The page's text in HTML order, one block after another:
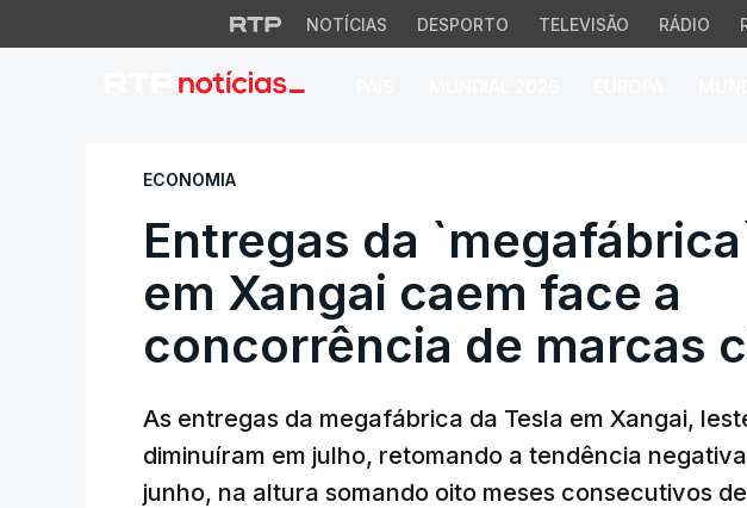
NOTÍCIAS DESPORTO TELEVISÃO RÁDIO
Entregas da
ECONOMIA
Entregas da
em Xangai caem face a
concorrência de marcas
As entregas da megafábrica da Tesla em Xangai,
diminuíram em julho, retomando a tendência
junho, na altura somando oito meses consecutivos